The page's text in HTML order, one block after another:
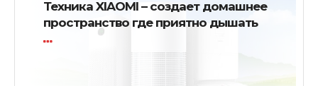
Техника XIAOMI – создает домашнее
пространство где приятно дышать